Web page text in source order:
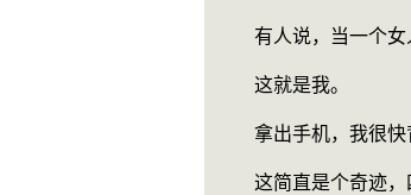
有人说，当一个女
这就是我。
拿出手机，我很快
这简直是个奇迹，